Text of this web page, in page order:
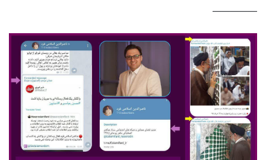
—————